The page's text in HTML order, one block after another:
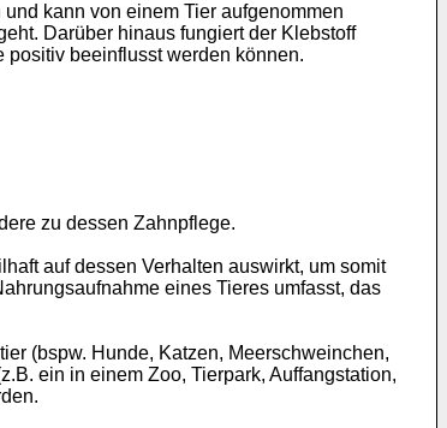
kann von einem Tier aufgenommen
Darüber hinaus fungiert der Klebstoff
beeinflusst werden können.
zu dessen Zahnpflege.
auf dessen Verhalten auswirkt, um somit
eines Tieres umfasst, das
(bspw. Hunde, Katzen, Meerschweinchen,
ein in einem Zoo, Tierpark, Auffangstation,